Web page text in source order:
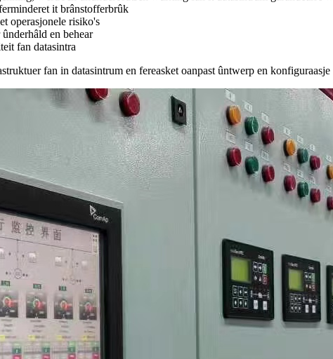
it brânstofferbrûk
operasjonele risiko's
en behear
fan datasintra
fan in datasintrum en fereasket oanpast ûntwerp en